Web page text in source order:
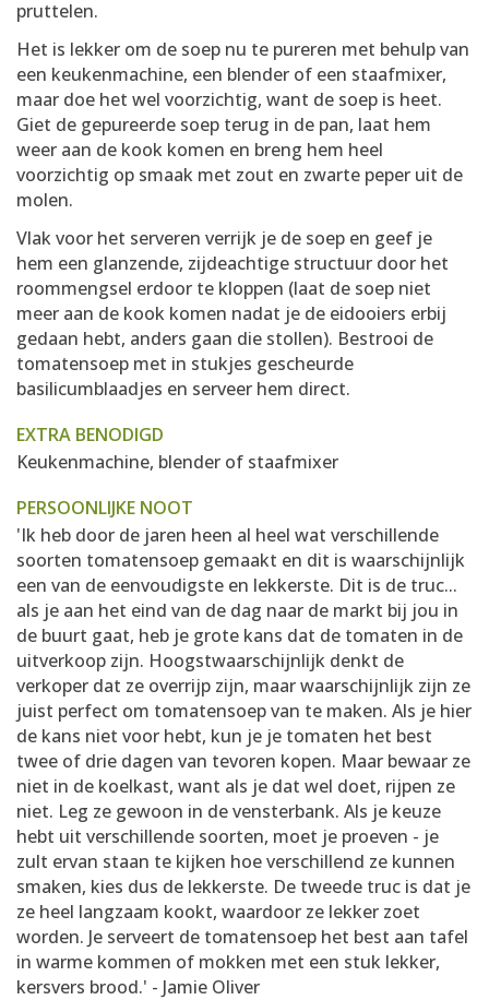
pruttelen.
Het is lekker om de soep nu te pureren met behulp van
een keukenmachine, een blender of een staafmixer,
maar doe het wel voorzichtig, want de soep is heet.
Giet de gepureerde soep terug in de pan, laat hem
weer aan de kook komen en breng hem heel
voorzichtig op smaak met zout en zwarte peper uit de
molen.
Vlak voor het serveren verrijk je de soep en geef je
hem een glanzende, zijdeachtige structuur door het
roommengsel erdoor te kloppen (laat de soep niet
meer aan de kook komen nadat je de eidooiers erbij
gedaan hebt, anders gaan die stollen). Bestrooi de
tomatensoep met in stukjes gescheurde
basilicumblaadjes en serveer hem direct.
EXTRA BENODIGD
Keukenmachine, blender of staafmixer
PERSOONLIJKE NOOT
'Ik heb door de jaren heen al heel wat verschillende
soorten tomatensoep gemaakt en dit is waarschijnlijk
een van de eenvoudigste en lekkerste. Dit is de truc...
als je aan het eind van de dag naar de markt bij jou in
de buurt gaat, heb je grote kans dat de tomaten in de
uitverkoop zijn. Hoogstwaarschijnlijk denkt de
verkoper dat ze overrijp zijn, maar waarschijnlijk zijn ze
juist perfect om tomatensoep van te maken. Als je hier
de kans niet voor hebt, kun je je tomaten het best
twee of drie dagen van tevoren kopen. Maar bewaar ze
niet in de koelkast, want als je dat wel doet, rijpen ze
niet. Leg ze gewoon in de vensterbank. Als je keuze
hebt uit verschillende soorten, moet je proeven - je
zult ervan staan te kijken hoe verschillend ze kunnen
smaken, kies dus de lekkerste. De tweede truc is dat je
ze heel langzaam kookt, waardoor ze lekker zoet
worden. Je serveert de tomatensoep het best aan tafel
in warme kommen of mokken met een stuk lekker,
kersvers brood.' - Jamie Oliver